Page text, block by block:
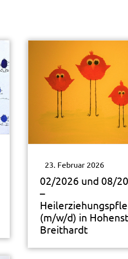
23. Februar 2026
02/2026 und 08/
–
(m/w/d) in
Breithardt